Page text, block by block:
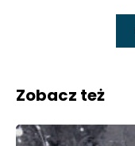
Zobacz też